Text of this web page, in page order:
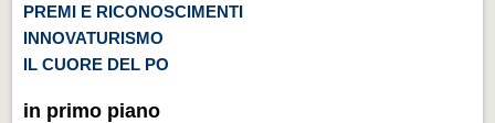
PREMI E RICONOSCIMENTI
INNOVATURISMO
IL CUORE DEL PO
in primo piano